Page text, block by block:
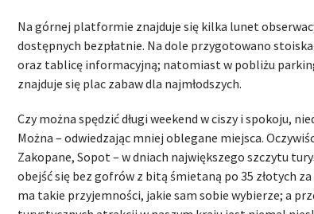
Na górnej platformie znajduje się kilka lunet
dostępnych bezpłatnie. Na dole przygotowano
oraz tablicę informacyjną; natomiast w pobliżu
znajduje się plac zabaw dla najmłodszych.
Czy można spędzić długi weekend w ciszy i spokoju,
Można – odwiedzając mniej oblegane miejsca.
Zakopane, Sopot – w dniach największego szczytu
obejść się bez gofrów z bitą śmietaną po 35 złotych
ma takie przyjemności, jakie sam sobie wybierze; a